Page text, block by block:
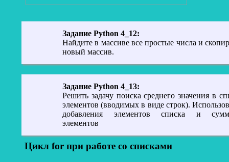
Задание Python 4_12:
Найдите в массиве все простые числа и
новый массив.
Задание Python 4_13:
Решить задачу поиска среднего значения в
элементов (вводимых в виде строк).
добавления элементов списка и
элементов
Цикл for при работе со списками